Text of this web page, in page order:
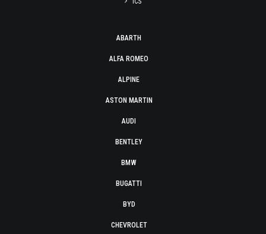
ABARTH
ALFA ROMEO
ALPINE
ASTON MARTIN
AUDI
BENTLEY
BMW
BUGATTI
BYD
CHEVROLET